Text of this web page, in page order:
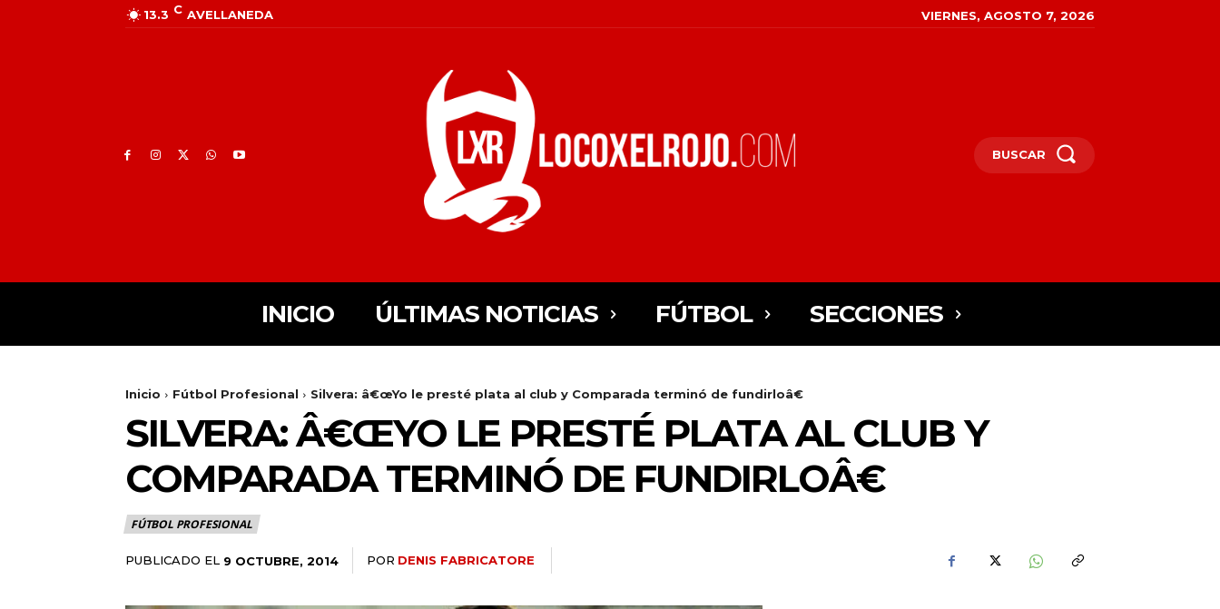
13.3 C AVELLANEDA VIERNES, AGOSTO 7, 2026
BUSCAR
INICIO ÚLTIMAS NOTICIAS FÚTBOL SECCIONES
Inicio Fútbol Profesional Silvera: â€œYo le presté plata al club y Comparada terminó de fundirloâ€
SILVERA: Â€ŒYO LE PRESTÉ PLATA AL CLUB Y
COMPARADA TERMINÓ DE FUNDIRLOÂ€
FÚTBOL PROFESIONAL
PUBLICADO EL 9 OCTUBRE, 2014 POR DENIS FABRICATORE